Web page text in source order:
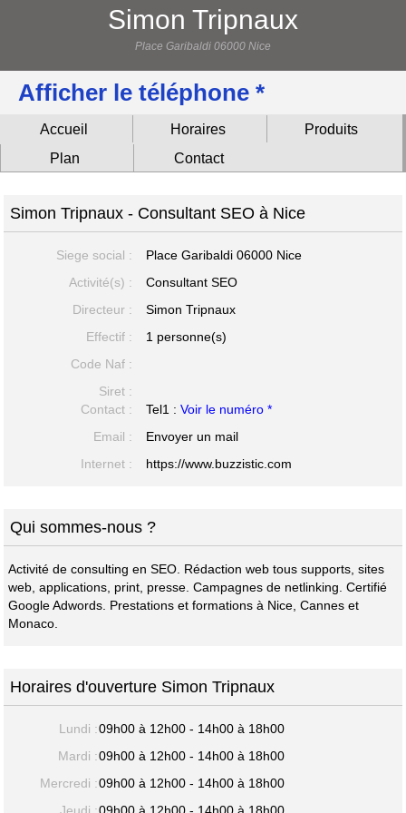
Simon Tripnaux
Place Garibaldi 06000 Nice
Afficher le téléphone *
Accueil Horaires
Produits
Plan
Contact
Simon Tripnaux - Consultant SEO à Nice
Siege social : Place Garibaldi06000 Nice
Activité(s) :
Consultant SEO
Directeur :
Simon Tripnaux
Effectif :
1 personne(s)
Code Naf :
Siret :
Contact :
Tel1 :Voir le numéro *
Email :
Envoyer un mail
Internet :
https://www.buzzistic.com
Qui sommes-nous ?
Activité de consulting en SEO. Rédaction web tous supports, sites
web, applications, print, presse. Campagnes de netlinking. Certifié
Google Adwords. Prestations et formations à Nice, Cannes et
Monaco.
Horaires d'ouverture Simon Tripnaux
Lundi :09h00 à 12h00 - 14h00 à 18h00
Mardi :09h00 à 12h00 - 14h00 à 18h00
Mercredi :09h00 à 12h00 - 14h00 à 18h00
Jeudi :09h00 à 12h00 - 14h00 à 18h00